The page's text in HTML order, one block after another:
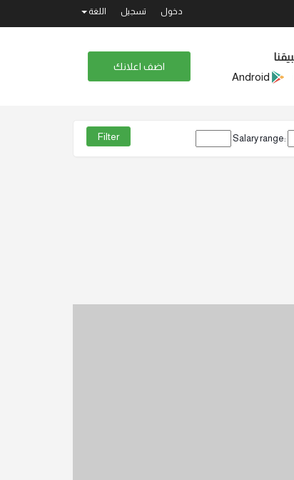
دخول تسجيل اللغة
اضف اعلانك
Salary range: